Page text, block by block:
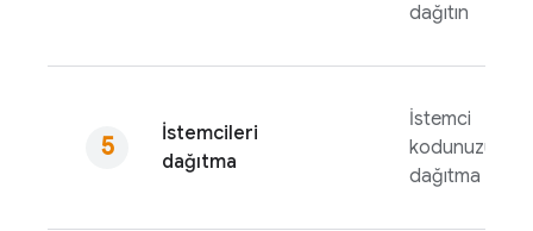
dağıtın
İstemcileri
dağıtma
İstemci
kodunuzu
dağıtma